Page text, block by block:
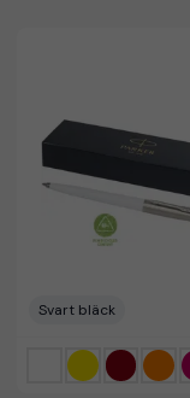
Svart bläck